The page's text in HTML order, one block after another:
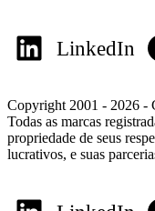
LinkedIn
Copyright 2001 - 2026 -
Todas as marcas
propriedade de seus
lucrativos, e suas